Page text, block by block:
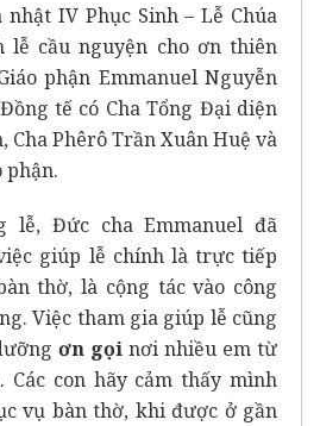
IV Phục Sinh – Lễ Chúa
lễ cầu nguyện cho ơn thiên
phận Emmanuel Nguyễn
tế có Cha Tổng Đại diện
Cha Phêrô Trần Xuân Huệ và
phận.
lễ, Đức cha Emmanuel đã
giúp lễ chính là trực tiếp
thờ, là cộng tác vào công
Việc tham gia giúp lễ cũng
ơn gọi nơi nhiều em từ
Các con hãy cảm thấy mình
vụ bàn thờ, khi được ở gần